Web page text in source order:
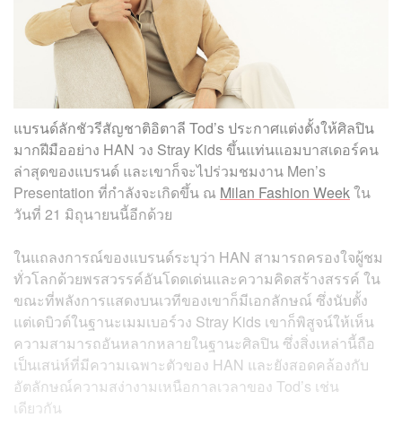
แบรนด์ลักชัวรีสัญชาติอิตาลี Tod’s ประกาศแต่งตั้งให้ศิลปิน
มากฝีมืออย่าง HAN วง Stray Kids ขึ้นแท่นแอมบาสเดอร์คน
ล่าสุดของแบรนด์ และเขาก็จะไปร่วมชมงาน Men’s
Presentation ที่กำลังจะเกิดขึ้น ณ Milan Fashion Weekใน
วันที่ 21 มิถุนายนนี้อีกด้วย
ในแถลงการณ์ของแบรนด์ระบุว่า HAN สามารถครองใจผู้ชม
ทั่วโลกด้วยพรสวรรค์อันโดดเด่นและความคิดสร้างสรรค์ ใน
ขณะที่พลังการแสดงบนเวทีของเขาก็มีเอกลักษณ์ ซึ่งนับตั้ง
แต่เดบิวต์ในฐานะเมมเบอร์วง Stray Kids เขาก็พิสูจน์ให้เห็น
ความสามารถอันหลากหลายในฐานะศิลปิน ซึ่งสิ่งเหล่านี้ถือ
เป็นเสน่ห์ที่มีความเฉพาะตัวของ HAN และยังสอดคล้องกับ
อัตลักษณ์ความสง่างามเหนือกาลเวลาของ Tod’s เช่น
เดียวกัน